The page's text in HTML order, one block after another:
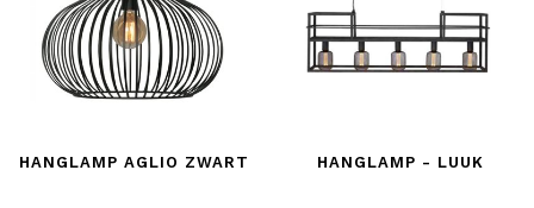
HANGLAMP AGLIO ZWART HANGLAMP - LUUK